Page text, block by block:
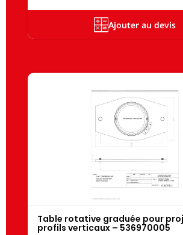
Ajouter au devis
Table rotative graduée pour
profils verticaux – 536970005